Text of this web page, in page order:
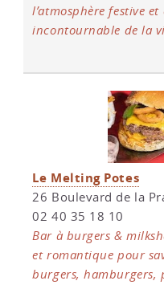
l’atmosphère festive
incontournable de la
Le Melting Potes
26 Boulevard de la
02 40 35 18 10
Bar à burgers &
et romantique pour
burgers, hamburgers,